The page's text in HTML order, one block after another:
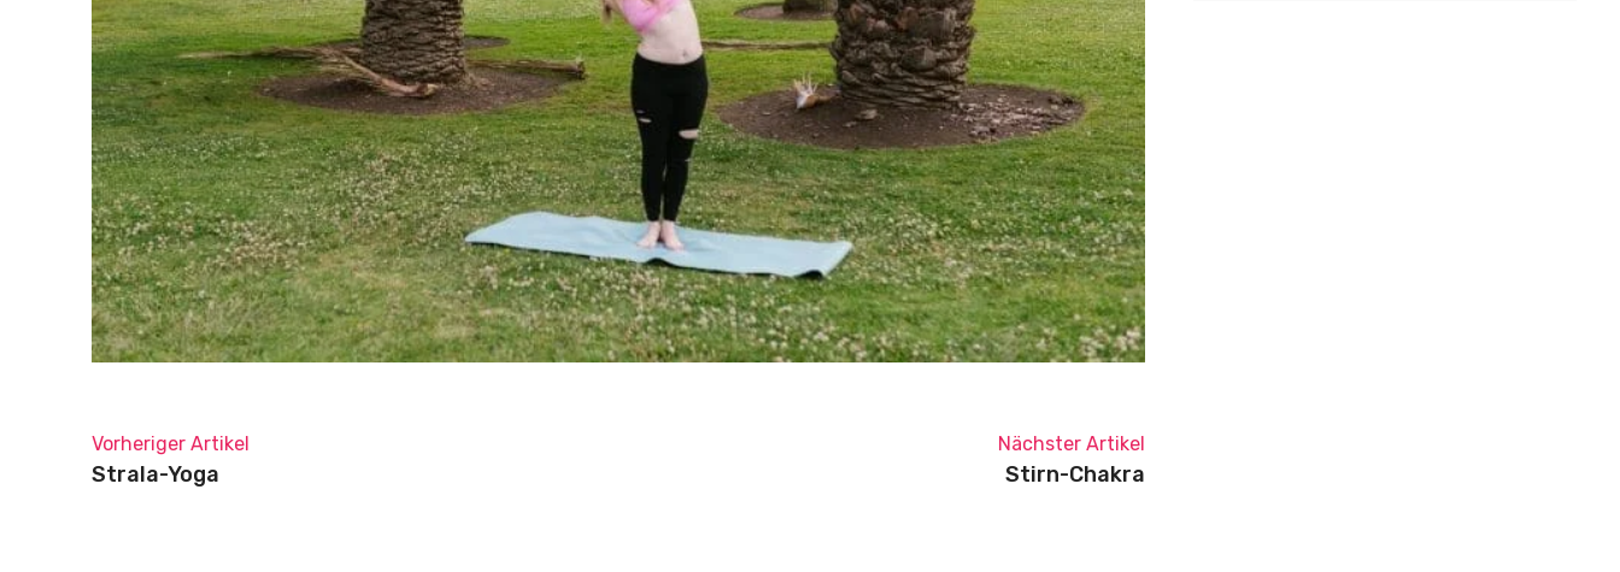
Vorheriger Artikel
Strala-Yoga
Nächster Artikel
Stirn-Chakra